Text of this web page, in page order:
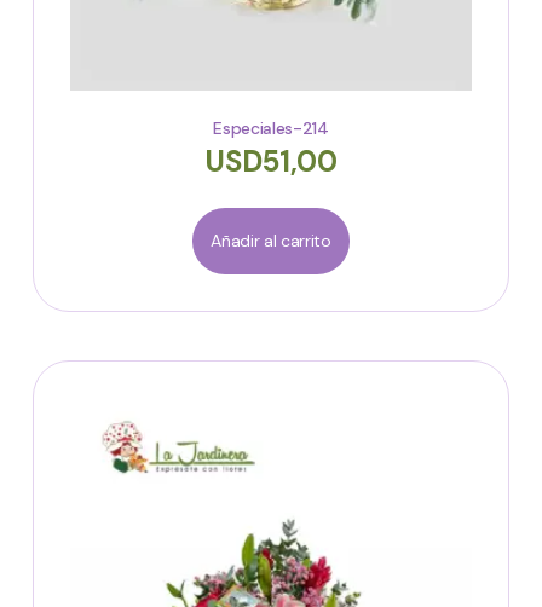
Especiales-214
USD51,00
Añadir al carrito